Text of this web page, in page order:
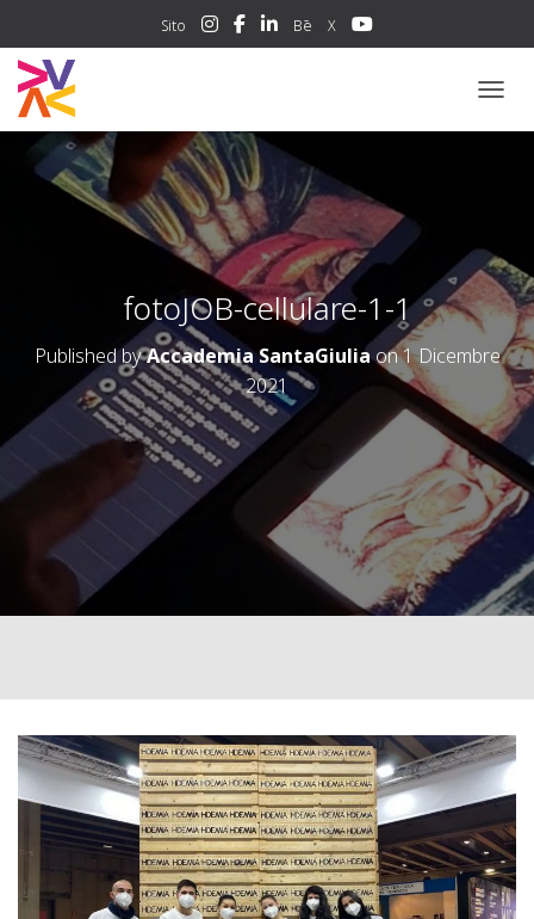
Sito Bē X
fotoJOB-cellulare-1-1
Published byAccademia SantaGiuliaon1 Dicembre
2021